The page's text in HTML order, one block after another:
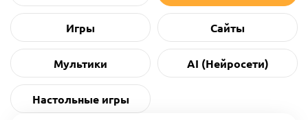
Игры Сайты
Мультики AI (Нейросети)
Настольные игры